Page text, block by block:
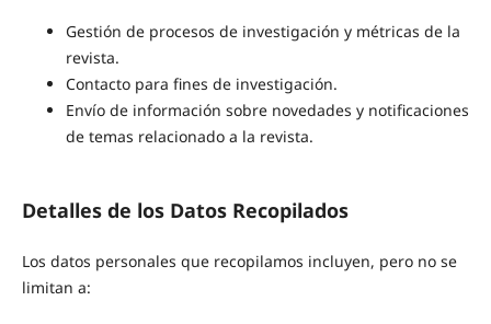
Gestión de procesos de investigación y métricas de la
revista.
Contacto para fines de investigación.
Envío de información sobre novedades y notificaciones
de temas relacionado a la revista.
Detalles de los Datos Recopilados
Los datos personales que recopilamos incluyen, pero no se
limitan a: